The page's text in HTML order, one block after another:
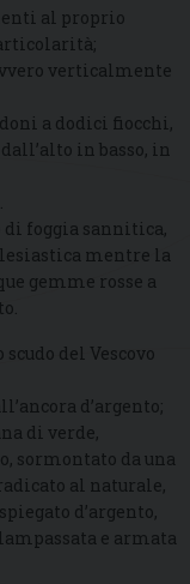
al proprio
verticalmente
a dodici fiocchi,
in basso, in
di foggia sannitica,
mentre la
gemme rosse a
del Vescovo
d’argento;
di verde,
sormontato da una
al naturale,
d’argento,
e armata